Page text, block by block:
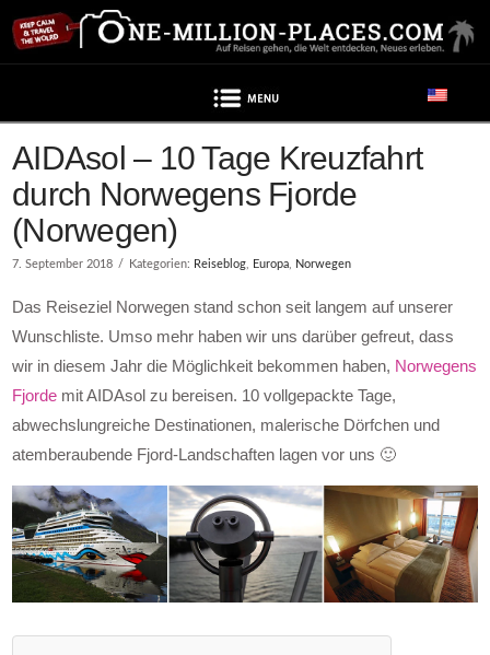
AIDAsol – 10 Tage Kreuzfahrt
durch Norwegens Fjorde
(Norwegen)
7. September 2018 Kategorien: Reiseblog, Europa, Norwegen
Das Reiseziel Norwegen stand schon seit langem auf unserer
Wunschliste. Umso mehr haben wir uns darüber gefreut, dass
wir in diesem Jahr die Möglichkeit bekommen haben, Norwegens
Fjorde mit AIDAsol zu bereisen. 10 vollgepackte Tage,
abwechslungreiche Destinationen, malerische Dörfchen und
atemberaubende Fjord-Landschaften lagen vor uns 🙂